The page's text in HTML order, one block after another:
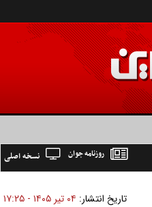
نسخه اصلی روزنامه جوان
تاریخ انتشار: ۰۴ تير ۱۴۰۵ - ۱۷:۲۵